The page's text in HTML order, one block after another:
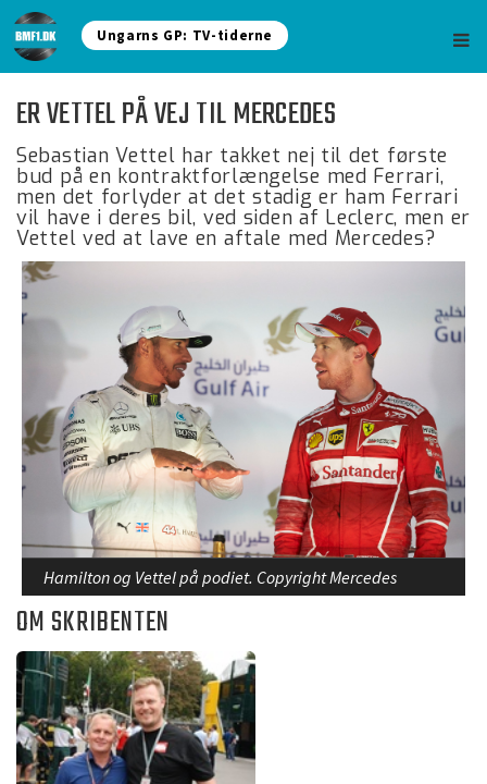
Ungarns GP: TV-tiderne
ER VETTEL PÅ VEJ TIL MERCEDES
Sebastian Vettel har takket nej til det første
bud på en kontraktforlængelse med Ferrari,
men det forlyder at det stadig er ham Ferrari
vil have i deres bil, ved siden af Leclerc, men er
Vettel ved at lave en aftale med Mercedes?
Hamilton og Vettel på podiet. Copyright Mercedes
OM SKRIBENTEN